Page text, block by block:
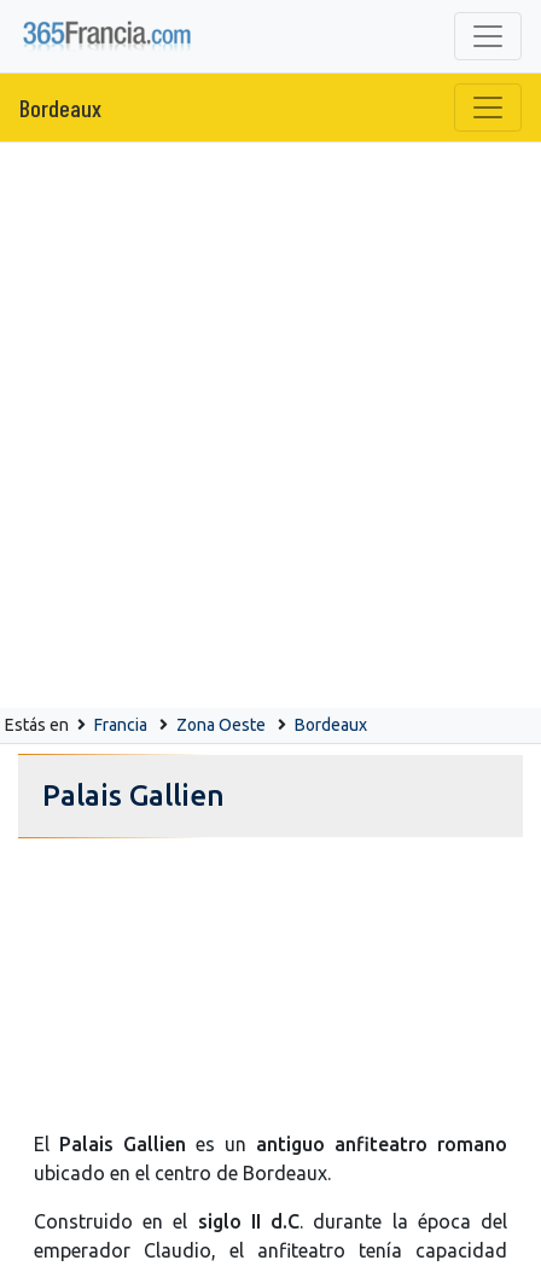
Bordeaux
Estás en Francia Zona Oeste Bordeaux
Palais Gallien
El Palais Gallien es un antiguo anfiteatro romano
ubicado en el centro de Bordeaux.
Construido en el siglo II d.C. durante la época del
emperador Claudio, el anfiteatro tenía capacidad